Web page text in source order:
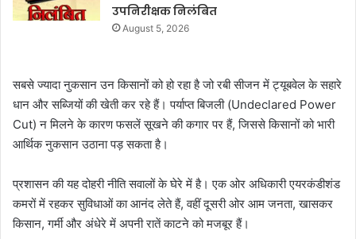
उपनिरीक्षक निलंबित
August 5, 2026
सबसे ज्यादा नुकसान उन किसानों को हो रहा है जो रबी सीजन में ट्यूबवेल के सहारे
धान और सब्जियों की खेती कर रहे हैं। पर्याप्त बिजली (Undeclared Power
Cut) न मिलने के कारण फसलें सूखने की कगार पर हैं, जिससे किसानों को भारी
आर्थिक नुकसान उठाना पड़ सकता है।
प्रशासन की यह दोहरी नीति सवालों के घेरे में है। एक ओर अधिकारी एयरकंडीशंड
कमरों में रहकर सुविधाओं का आनंद लेते हैं, वहीं दूसरी ओर आम जनता, खासकर
किसान, गर्मी और अंधेरे में अपनी रातें काटने को मजबूर हैं।